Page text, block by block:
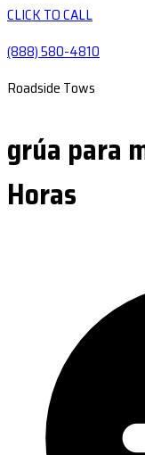
CLICK TO CALL
(888) 580-4810
Roadside Tows
grúa para
Horas